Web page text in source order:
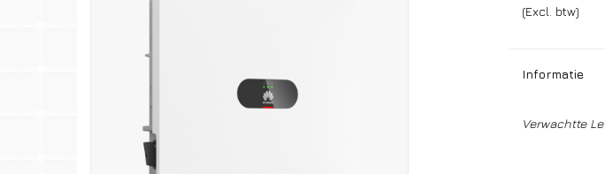
(Excl. btw)
Informatie
Verwachtte